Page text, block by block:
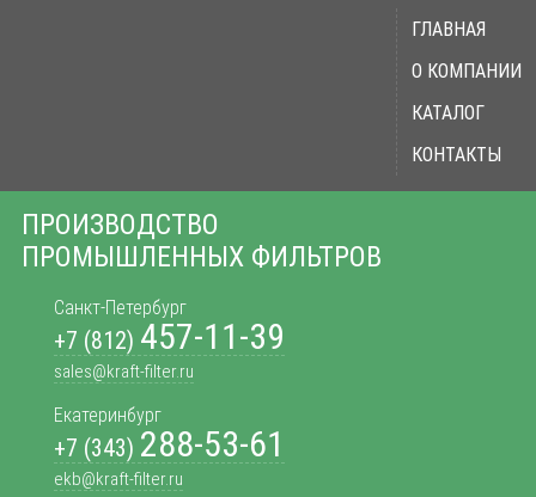
ПРОИЗВОДСТВО
ПРОМЫШЛЕННЫХ ФИЛЬТРОВ
Санкт-Петербург
+7 (812) 457-11-39
sales@kraft-filter.ru
Екатеринбург
+7 (343) 288-53-61
ekb@kraft-filter.ru
ГЛАВНАЯ
О КОМПАНИИ
КАТАЛОГ
КОНТАКТЫ